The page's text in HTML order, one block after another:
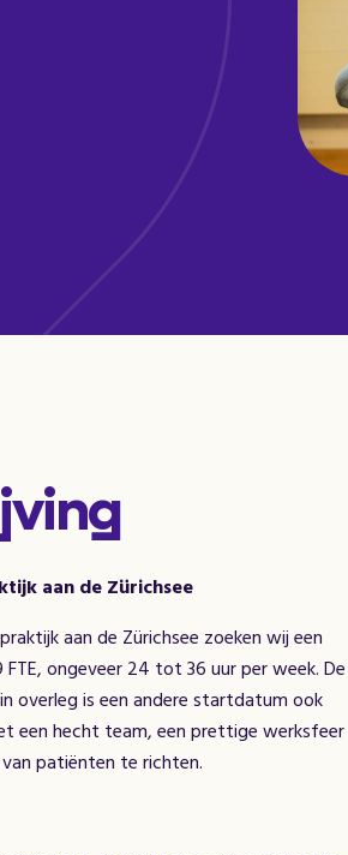
aan de Zürichsee
aan de Zürichsee zoeken wij een
ongeveer 24 tot 36 uur per week. De
overleg is een andere startdatum ook
een hecht team, een prettige werksfeer
patiënten te richten.